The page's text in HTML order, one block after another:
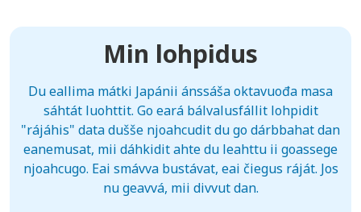
Min lohpidus
Du eallima mátki Japánii ánssáša oktavuođa masa
sáhtát luohttit. Go eará bálvalusfállit lohpidit
"rájáhis" data dušše njoahcudit du go dárbbahat dan
eanemusat, mii dáhkidit ahte du leahttu ii goassege
njoahcugo. Eai smávva bustávat, eai čiegus ráját. Jos
nu geavvá, mii divvut dan.